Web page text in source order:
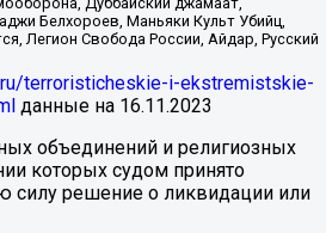
Белхороев, Маньяки Культ Убийц,
Легион Свобода России, Айдар, Русский
terroristicheskie-i-ekstremistskie-
данные на 16.11.2023
объединений и религиозных
которых судом принято
силу решение о ликвидации или